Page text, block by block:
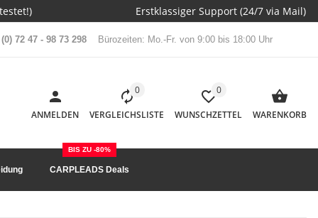
Erstklassiger Support (24/7 via Mail)
72 47 - 98 73 298 Bürozeiten: Mo.-Fr. von 9:00 bis 18:00 Uhr
ANMELDEN
0
VERGLEICHSLISTE
0
WUNSCHZETTEL WARENKORB
CARPLEADS Deals
BIS ZU -80%